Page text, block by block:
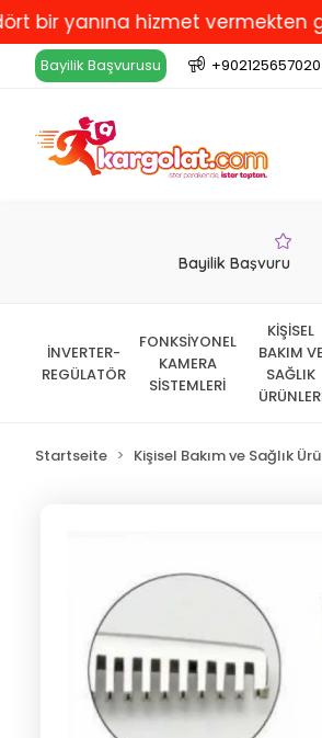
hizmet vermekten gurur
Bayilik Başvurusu +902125657020
Bayilik Başvuru
İNVERTER-
REGÜLATÖR
FONKSİYONEL
KAMERA
SİSTEMLERİ
KİŞİSEL
BAKIM VE
SAĞLIK
Startseite Kişisel Bakım ve Sağlık